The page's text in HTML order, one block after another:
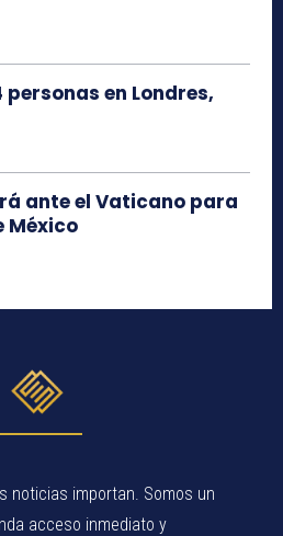
en Londres,
ante el Vaticano para
México
noticias importan. Somos un
acceso inmediato y